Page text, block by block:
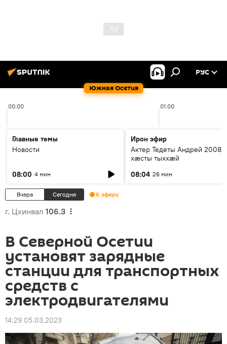
Южная Осетия
РУС
00:00 01:00
Главные темы
Новости
08:00 4 мин
Ирон эфир
Актер Тедеты Андрей 2008
хæсты тыххæй
08:04 26 мин
Вчера Сегодня К эфиру
г. Цхинвал 106.3
В Северной Осетии
установят зарядные
станции для транспортных
средств с
электродвигателями
14:29 05.03.2023